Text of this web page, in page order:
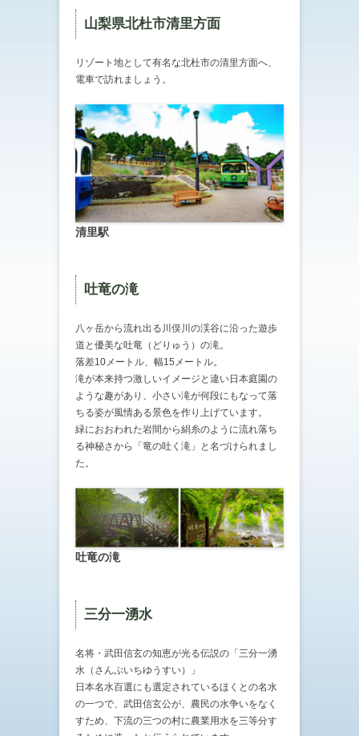
山梨県北杜市清里方面
リゾート地として有名な北杜市の清里方面へ、
電車で訪れましょう。
清里駅
吐竜の滝
八ヶ岳から流れ出る川俣川の渓谷に沿った遊歩
道と優美な吐竜（どりゅう）の滝。
落差10メートル、幅15メートル。
滝が本来持つ激しいイメージと違い日本庭園の
ような趣があり、小さい滝が何段にもなって落
ちる姿が風情ある景色を作り上げています。
緑におおわれた岩間から絹糸のように流れ落ち
る神秘さから「竜の吐く滝」と名づけられまし
た。
吐竜の滝
三分一湧水
名将・武田信玄の知恵が光る伝説の「三分一湧
水（さんぶいちゆうすい）」
日本名水百選にも選定されているほくとの名水
の一つで、武田信玄公が、農民の水争いをなく
すため、下流の三つの村に農業用水を三等分す